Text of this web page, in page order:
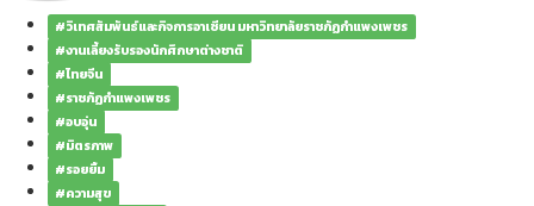
#วิเทศสัมพันธ์และกิจการอาเซียน มหาวิทยาลัยราชภัฏกำแพงเพชร
#งานเลี้ยงรับรองนักศึกษาต่างชาติ
#ไทยจีน
#ราชภัฏกำแพงเพชร
#อบอุ่น
#มิตรภาพ
#รอยยิ้ม
#ความสุข